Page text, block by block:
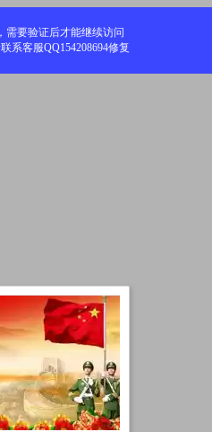
，需要验证后才能继续访问
系客服QQ154208694修复
载中